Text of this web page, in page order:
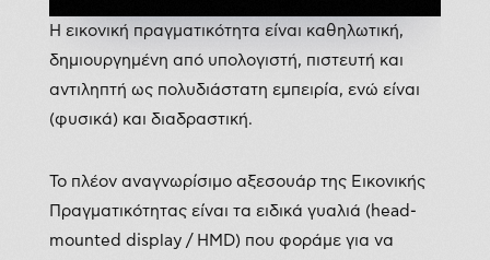
Η εικονική πραγματικότητα είναι καθηλωτική,
δημιουργημένη από υπολογιστή, πιστευτή και
αντιληπτή ως πολυδιάστατη εμπειρία, ενώ είναι
(φυσικά) και διαδραστική.
Το πλέον αναγνωρίσιμο αξεσουάρ της Εικονικής
Πραγματικότητας είναι τα ειδικά γυαλιά (head-
mounted display / HMD) που φοράμε για να